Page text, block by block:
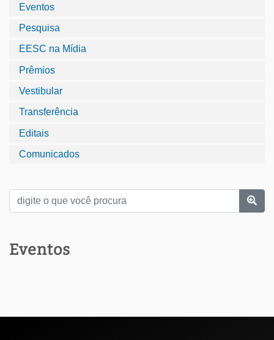
Eventos
Pesquisa
EESC na Mídia
Prêmios
Vestibular
Transferência
Editais
Comunicados
Eventos